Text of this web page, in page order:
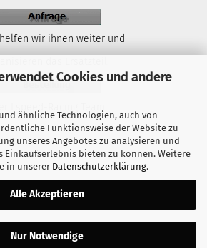
Cookies und andere
ähnliche Technologien, auch von
Funktionsweise der Website zu
unseres Angebotes zu analysieren und
Einkaufserlebnis bieten zu können. Weitere
in unserer Datenschutzerklärung.
Alle Akzeptieren
Nur Notwendige
wir ihnen weiter und